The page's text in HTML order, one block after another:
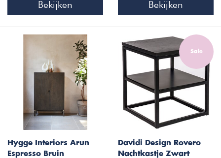
Bekijken Bekijken
Hygge Interiors Arun
Espresso Bruin
Sale
Davidi Design Rovero
Nachtkastje Zwart